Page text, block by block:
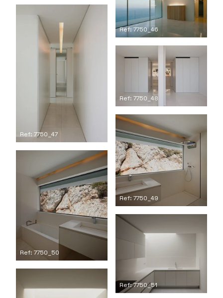
Ref: 7750_46
Ref: 7750_47
Ref: 7750_48
Ref: 7750_49
Ref: 7750_50
Ref: 7750_51